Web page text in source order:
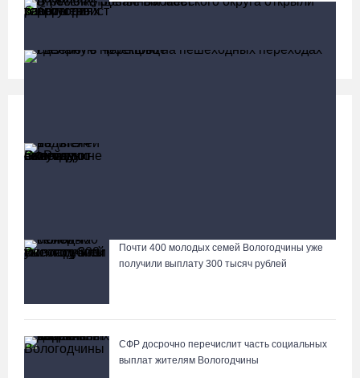
Лазерную проекцию на пешеходных переходах
В Вологде на 18 дворовых территориях
Почти 400 молодых семей Вологодчины уже
получили выплату 300 тысяч рублей
СФР досрочно перечислит часть социальных
выплат жителям Вологодчины